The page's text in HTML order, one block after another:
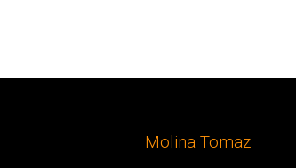
Molina Tomaz